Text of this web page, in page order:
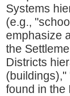
Systems
(e.g.,
emphasize
the
Districts
found in the